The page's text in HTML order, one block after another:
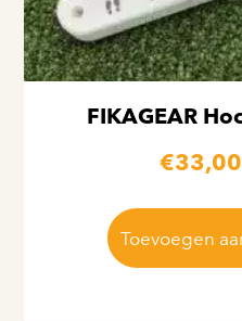
FIKAGEAR
€33,00
Toevoegen